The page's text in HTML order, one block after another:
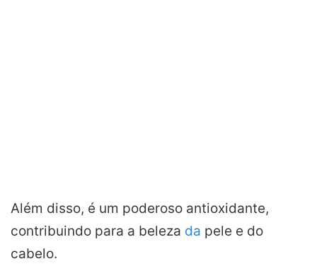
Além disso, é um poderoso antioxidante,
contribuindo para a beleza da pele e do
cabelo.